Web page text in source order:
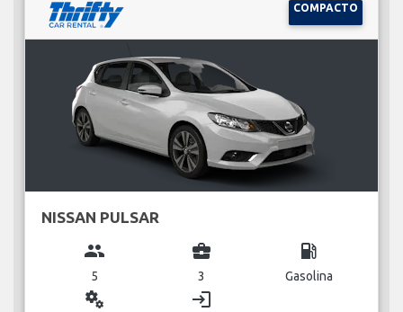
COMPACTO
NISSAN PULSAR
group
5
business_center
3
local_gas_station
Gasolina
miscellaneous_services login